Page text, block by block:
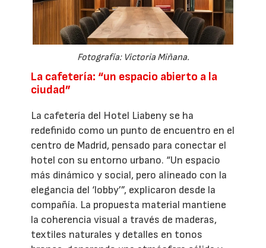
Fotografía: Victoria Miñana.
La cafetería: “un espacio abierto a la
ciudad”
La cafetería del Hotel Liabeny se ha
redefinido como un punto de encuentro en el
centro de Madrid, pensado para conectar el
hotel con su entorno urbano. “Un espacio
más dinámico y social, pero alineado con la
elegancia del ‘lobby’”, explicaron desde la
compañía. La propuesta material mantiene
la coherencia visual a través de maderas,
textiles naturales y detalles en tonos